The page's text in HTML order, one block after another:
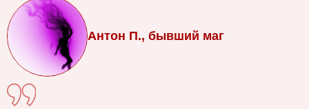
Антон П., бывший маг